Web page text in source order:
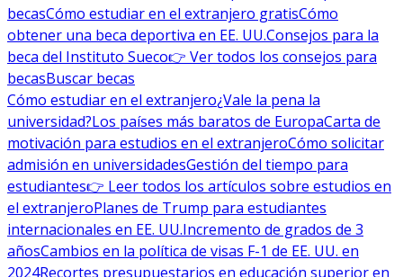
becasCómo estudiar en el extranjero gratisCómo
obtener una beca deportiva en EE. UU.Consejos para la
beca del Instituto Sueco👉 Ver todos los consejos para
becasBuscar becas
Cómo estudiar en el extranjero¿Vale la pena la
universidad?Los países más baratos de EuropaCarta de
motivación para estudios en el extranjeroCómo solicitar
admisión en universidadesGestión del tiempo para
estudiantes👉 Leer todos los artículos sobre estudios en
el extranjeroPlanes de Trump para estudiantes
internacionales en EE. UU.Incremento de grados de 3
añosCambios en la política de visas F-1 de EE. UU. en
2024Recortes presupuestarios en educación superior en